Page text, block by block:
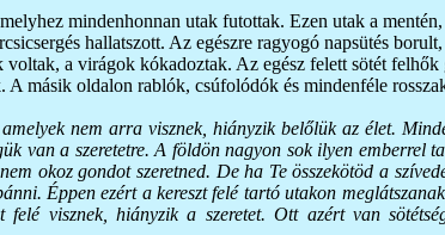
mindenhonnan utak futottak. Ezen utak a
hallatszott. Az egészre ragyogó napsütés
a virágok kókadoztak. Az egész felett sötét
másik oldalon rablók, csúfolódók és mindenféle
nem arra visznek, hiányzik belőlük az élet.
van a szeretetre. A földön nagyon sok ilyen emberrel
okoz gondot szeretned. De ha Te összekötöd a
Éppen ezért a kereszt felé tartó utakon
visznek, hiányzik a szeretet. Ott azért van